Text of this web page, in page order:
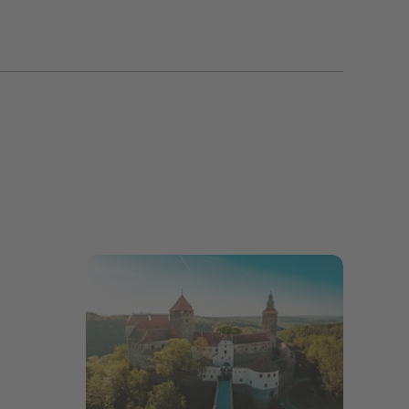
Bildergalerie öffnen